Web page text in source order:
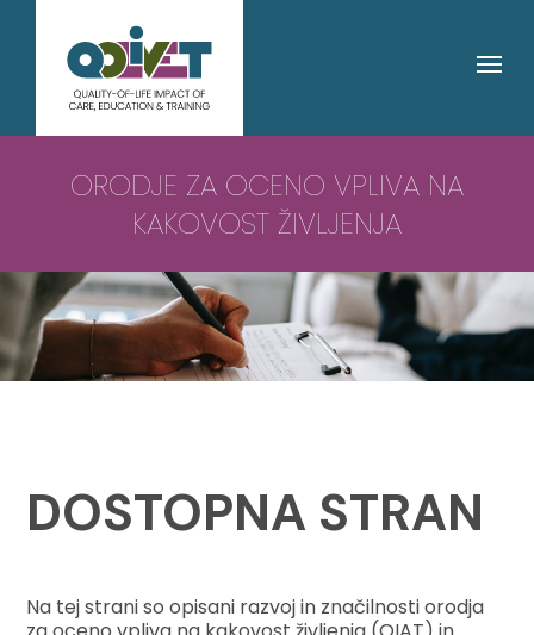
ORODJE ZA OCENO VPLIVA NA
KAKOVOST ŽIVLJENJA
DOSTOPNA STRAN
Na tej strani so opisani razvoj in značilnosti orodja